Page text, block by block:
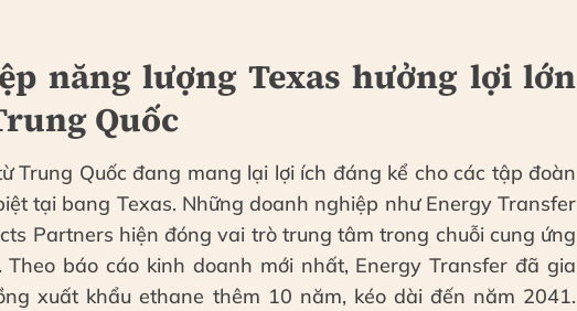
năng lượng Texas hưởng lợi lớn
Quốc
Trung Quốc đang mang lại lợi ích đáng kể cho các tập đoàn
tại bang Texas. Những doanh nghiệp như Energy Transfer
Partners hiện đóng vai trò trung tâm trong chuỗi cung ứng
báo cáo kinh doanh mới nhất, Energy Transfer đã gia
xuất khẩu ethane thêm 10 năm, kéo dài đến năm 2041.